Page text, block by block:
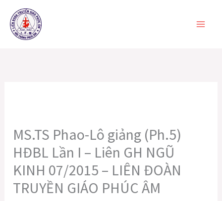
MS.TS Phao-Lô giảng (Ph.5)
HĐBL Lần I – Liên GH NGŨ
KINH 07/2015 – LIÊN ĐOÀN
TRUYỀN GIÁO PHÚC ÂM